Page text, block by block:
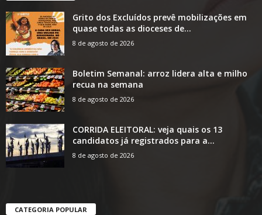
Grito dos Excluídos prevê mobilizações em
quase todas as dioceses de...
8 de agosto de 2026
Boletim Semanal: arroz lidera alta e milho
recua na semana
8 de agosto de 2026
CORRIDA ELEITORAL: veja quais os 13
candidatos já registrados para a...
8 de agosto de 2026
CATEGORIA POPULAR